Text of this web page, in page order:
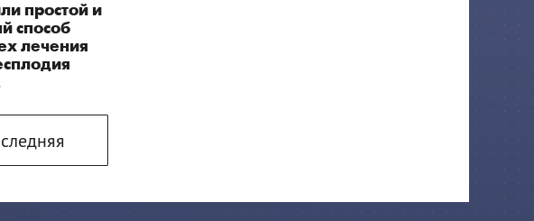
простой и
способ
лечения